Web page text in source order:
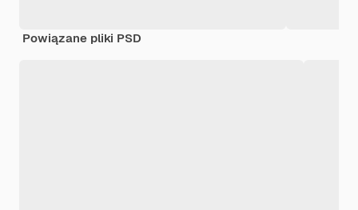
Powiązane pliki PSD